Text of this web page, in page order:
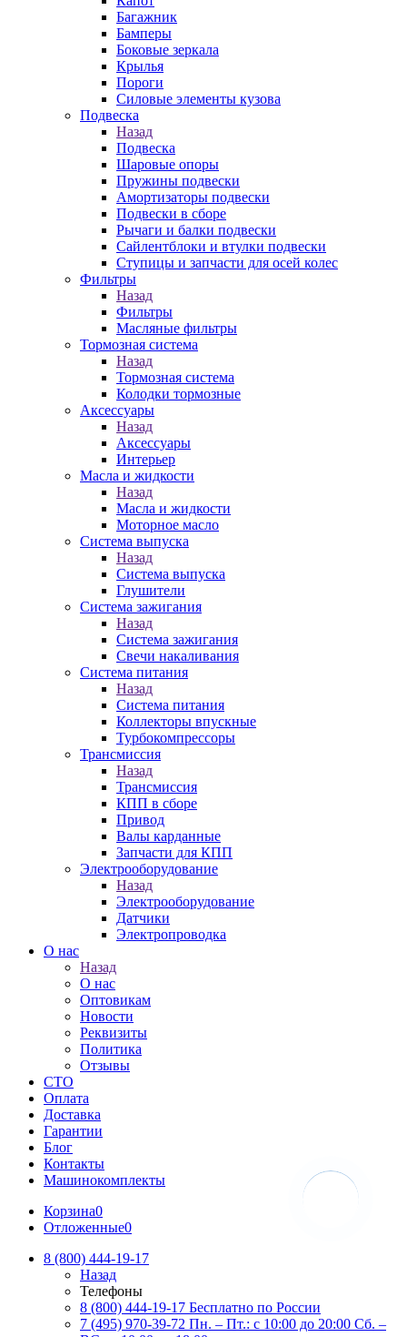
Багажник
Бамперы
Боковые зеркала
Крылья
Пороги
Силовые элементы кузова
Подвеска
Назад
Подвеска
Шаровые опоры
Пружины подвески
Амортизаторы подвески
Подвески в сборе
Рычаги и балки подвески
Сайлентблоки и втулки подвески
Ступицы и запчасти для осей колес
Фильтры
Назад
Фильтры
Масляные фильтры
Тормозная система
Назад
Тормозная система
Колодки тормозные
Аксессуары
Назад
Аксессуары
Интерьер
Масла и жидкости
Назад
Масла и жидкости
Моторное масло
Система выпуска
Назад
Система выпуска
Глушители
Система зажигания
Назад
Система зажигания
Свечи накаливания
Система питания
Назад
Система питания
Коллекторы впускные
Турбокомпрессоры
Трансмиссия
Назад
Трансмиссия
КПП в сборе
Привод
Валы карданные
Запчасти для КПП
Электрооборудование
Назад
Электрооборудование
Датчики
Электропроводка
О нас
Назад
О нас
Оптовикам
Новости
Реквизиты
Политика
Отзывы
СТО
Оплата
Доставка
Гарантии
Блог
Контакты
Машинокомплекты
Корзина0
Отложенные0
8 (800) 444-19-17
Назад
Телефоны
8 (800) 444-19-17 Бесплатно по России
7 (495) 970-39-72 Пн. – Пт.: с 10:00 до 20:00 Сб. –